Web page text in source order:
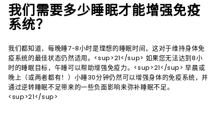
我们需要多少睡眠才能增强免疫
系统？
我们都知道，每晚睡7-8小时是理想的睡眠时间，这对于维持身体免
疫系统的最佳状态仍然适用。<sup>21</sup> 如果您无法达到8小
时的睡眠目标，午睡可以帮助增强免疫力。<sup>21</sup> 早晨或
晚上（或两者都有！）小睡30分钟仍然可以增强身体的免疫系统，并
通过逆转睡眠不足带来的一些负面影响来弥补睡眠不足。
<sup>21</sup>